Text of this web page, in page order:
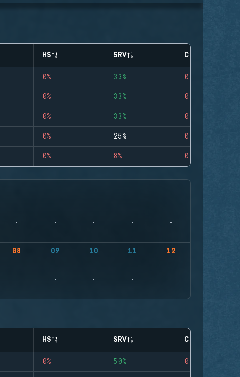
HS SRV CLUTCHES
0% 33% 0
0% 33% 0
0% 33% 0
0% 25% 0
0% 8% 0
08 09 10 11 12
HS SRV CLUTCHES
0% 50% 0